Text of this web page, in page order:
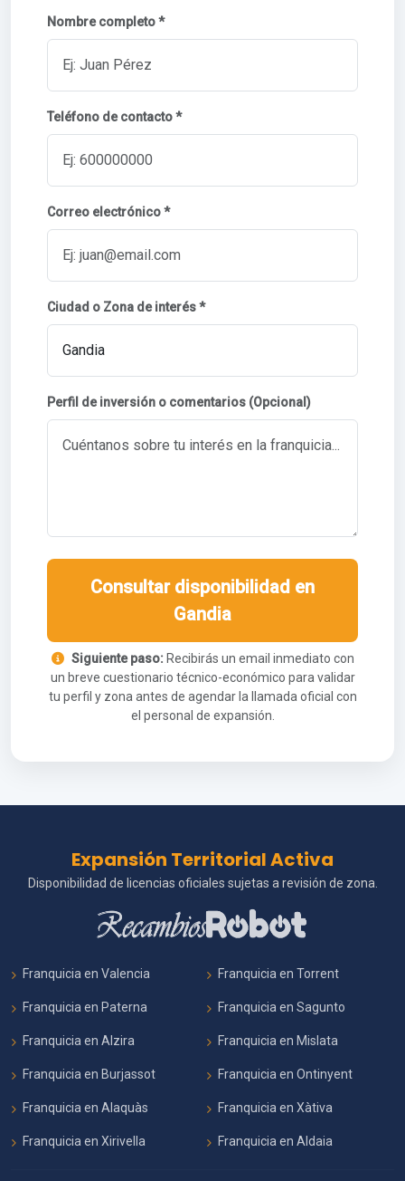
Nombre completo *
Teléfono de contacto *
Correo electrónico *
Ciudad o Zona de interés *
Perfil de inversión o comentarios (Opcional)
Consultar disponibilidad en
Gandia
Siguiente paso:Recibirás un email inmediato con
un breve cuestionario técnico-económico para validar
tu perfil y zona antes de agendar la llamada oficial con
el personal de expansión.
Expansión Territorial Activa
Disponibilidad de licencias oficiales sujetas a revisión de zona.
Franquicia en Valencia Franquicia en Torrent
Franquicia en Paterna Franquicia en Sagunto
Franquicia en Alzira Franquicia en Mislata
Franquicia en Burjassot Franquicia en Ontinyent
Franquicia en Alaquàs Franquicia en Xàtiva
Franquicia en Xirivella Franquicia en Aldaia